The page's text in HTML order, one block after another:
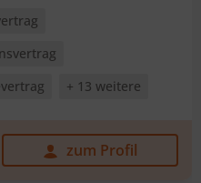
+ 13 weitere
zum Profil